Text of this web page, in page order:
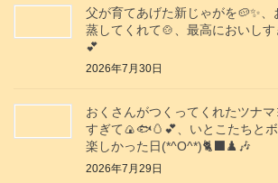
父が育てあげた新じゃがを🥔✨️
蒸してくれて🍲、最高においし
💕
2026年7月30日
おくさんがつくってくれたツナ
すぎて🍙🐟️🥚💕、いとこたちと
楽しかった日(*^O^*)🐈‍⬛♟️🎶
2026年7月29日